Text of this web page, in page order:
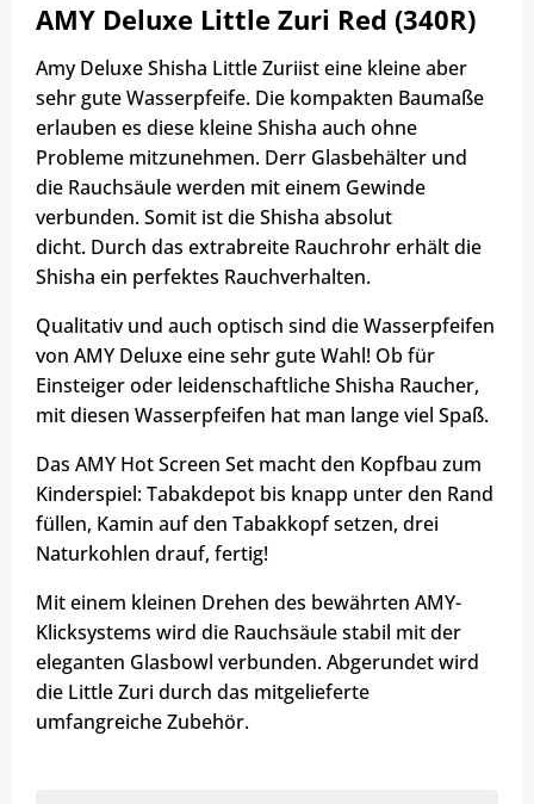
AMY Deluxe Little Zuri Red (340R)
Amy Deluxe Shisha Little Zuriist eine kleine aber
sehr gute Wasserpfeife. Die kompakten Baumaße
erlauben es diese kleine Shisha auch ohne
Probleme mitzunehmen. Derr Glasbehälter und
die Rauchsäule werden mit einem Gewinde
verbunden. Somit ist die Shisha absolut
dicht. Durch das extrabreite Rauchrohr erhält die
Shisha ein perfektes Rauchverhalten.
Qualitativ und auch optisch sind die Wasserpfeifen
von AMY Deluxe eine sehr gute Wahl! Ob für
Einsteiger oder leidenschaftliche Shisha Raucher,
mit diesen Wasserpfeifen hat man lange viel Spaß.
Das AMY Hot Screen Set macht den Kopfbau zum
Kinderspiel: Tabakdepot bis knapp unter den Rand
füllen, Kamin auf den Tabakkopf setzen, drei
Naturkohlen drauf, fertig!
Mit einem kleinen Drehen des bewährten AMY-
Klicksystems wird die Rauchsäule stabil mit der
eleganten Glasbowl verbunden. Abgerundet wird
die Little Zuri durch das mitgelieferte
umfangreiche Zubehör.